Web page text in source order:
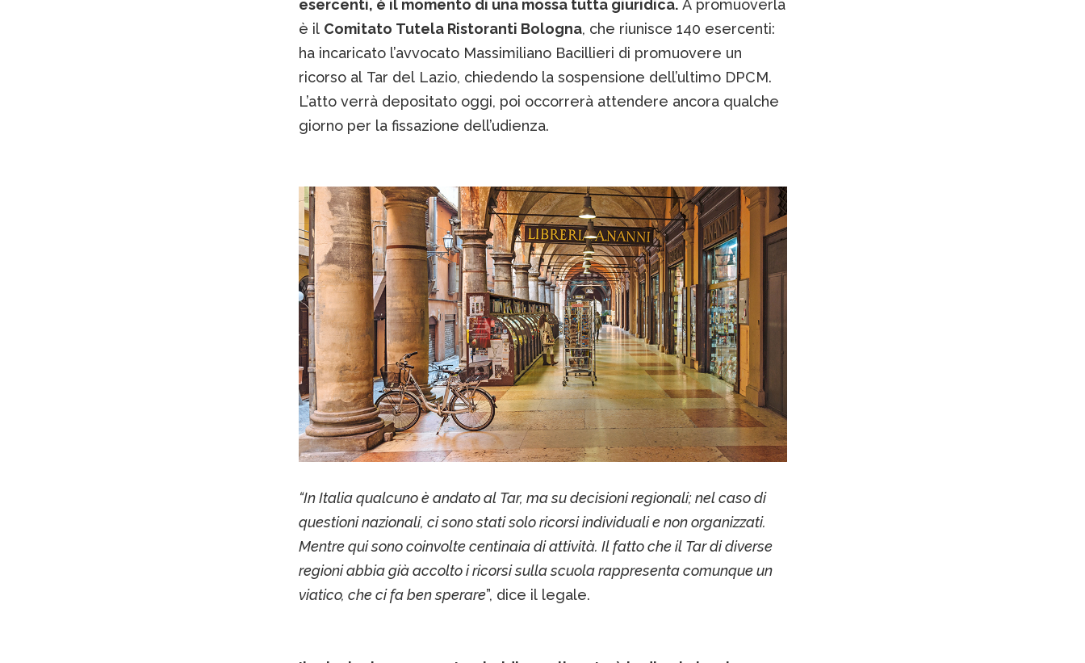
esercenti, è il momento di una mossa tutta giuridica.A promuoverla
è il Comitato Tutela Ristoranti Bologna, che riunisce 140 esercenti:
ha incaricato l’avvocato Massimiliano Bacillieri di promuovere un
ricorso al Tar del Lazio, chiedendo la sospensione dell’ultimo DPCM.
L’atto verrà depositato oggi, poi occorrerà attendere ancora qualche
giorno per la fissazione dell’udienza.
“In Italia qualcuno è andato al Tar, ma su decisioni regionali; nel caso di
questioni nazionali, ci sono stati solo ricorsi individuali e non organizzati.
Mentre qui sono coinvolte centinaia di attività. Il fatto che il Tar di diverse
regioni abbia già accolto i ricorsi sulla scuola rappresenta comunque un
viatico, che ci fa ben sperare”, dice il legale.